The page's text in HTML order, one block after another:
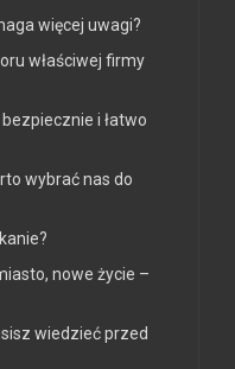
więcej uwagi?
właściwej firmy
i łatwo
wybrać nas do
nowe życie –
wiedzieć przed